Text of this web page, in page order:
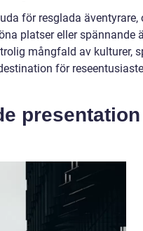
för resglada äventyrare,
platser eller spännande
mångfald av kulturer,
för